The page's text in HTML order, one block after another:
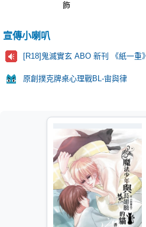
飾
宣傳小喇叭
[R18]鬼滅實玄 ABO 新刊 《紙一重》
原創撲克牌桌心理戰BL-宙與律